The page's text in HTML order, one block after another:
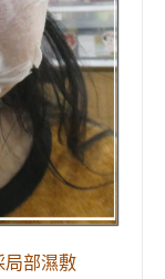
局部濕敷